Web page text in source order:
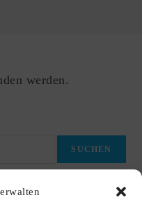
werden.
SUCHEN